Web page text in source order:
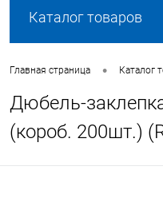
Каталог товаров
Главная страница • Каталог
Дюбель-
(короб. 200шт.)